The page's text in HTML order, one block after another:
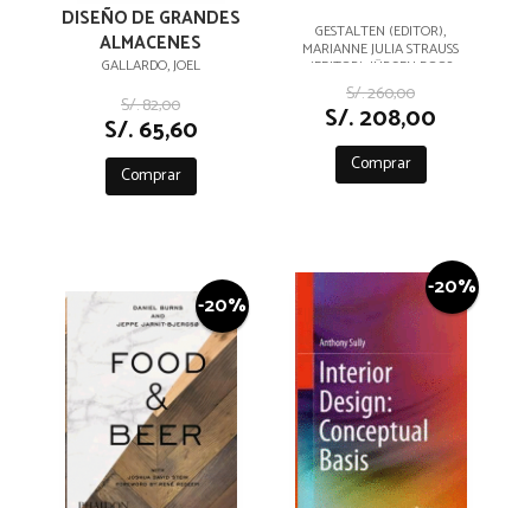
DISEÑO DE GRANDES
ALMACENES
GALLARDO, JOEL
S/. 82,00
S/. 65,60
Comprar
GESTALTEN (EDITOR),
MARIANNE JULIA STRAUSS
(EDITOR), JÜRGEN BOOS
(PREFACE)
S/. 260,00
S/. 208,00
Comprar
-20%
-20%